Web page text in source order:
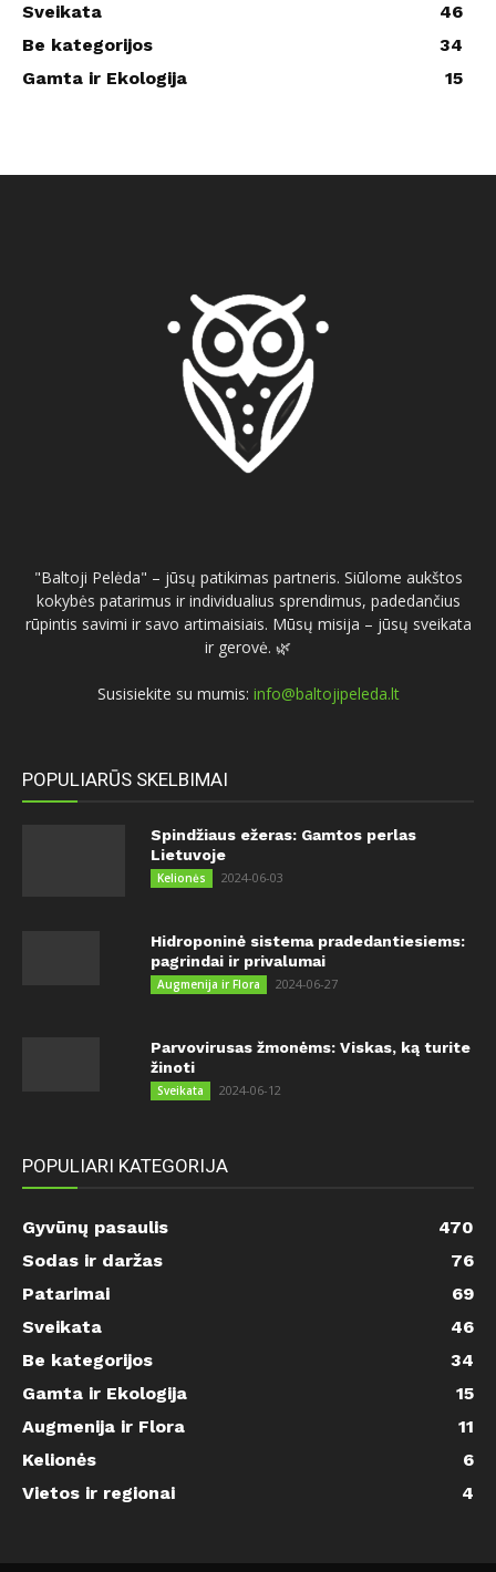
Sveikata
46
Be kategorijos
34
Gamta ir Ekologija
15
"Baltoji Pelėda" – jūsų patikimas partneris. Siūlome aukštos
kokybės patarimus ir individualius sprendimus, padedančius
rūpintis savimi ir savo artimaisiais. Mūsų misija – jūsų sveikata
ir gerovė. 🌿
Susisiekite su mumis: info@baltojipeleda.lt
POPULIARŪS SKELBIMAI
Spindžiaus ežeras: Gamtos perlas
Lietuvoje
Kelionės 2024-06-03
Hidroponinė sistema pradedantiesiems:
pagrindai ir privalumai
Augmenija ir Flora 2024-06-27
Parvovirusas žmonėms: Viskas, ką turite
žinoti
Sveikata 2024-06-12
POPULIARI KATEGORIJA
Gyvūnų pasaulis
470
Sodas ir daržas
76
Patarimai
69
Sveikata
46
Be kategorijos
34
Gamta ir Ekologija
15
Augmenija ir Flora
11
Kelionės
6
Vietos ir regionai
4